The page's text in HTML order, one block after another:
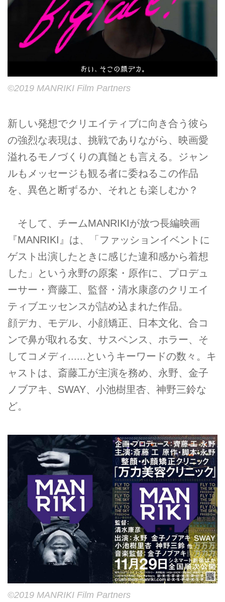
©2019 MANRIKI Film Partners
新しい発想でクリエイティブに向き合う彼ら
の強烈な表現は、挑戦でありながら、映画愛
溢れるモノづくりの真髄とも言える。ジャン
ルもメッセージも観る者に委ねるこの作品
を、異色と断ずるか、それとも楽しむか？
そして、チームMANRIKIが放つ長編映画
『MANRIKI』は、「ファッションイベントに
ゲスト出演したときに感じた違和感から着想
した」という永野の原案・原作に、プロデュ
ーサー・齊藤工、監督・清水康彦のクリエイ
ティブエッセンスが詰め込まれた作品。
顔デカ、モデル、小顔矯正、日本文化、合コ
ンで鼻が取れる女、サスペンス、ホラー、そ
してコメディ......というキーワードの数々。キ
ャストは、斎藤工が主演を務め、永野、金子
ノブアキ、SWAY、小池樹里杏、神野三鈴な
ど。
©2019 MANRIKI Film Partners